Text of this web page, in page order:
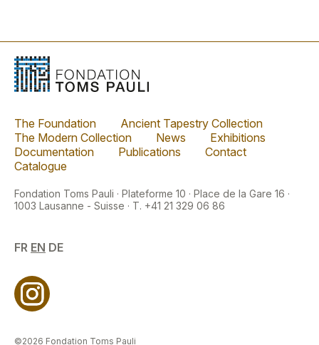
The Foundation
Ancient Tapestry Collection
The Modern Collection
News
Exhibitions
Documentation
Publications
Contact
Catalogue
Fondation Toms Pauli · Plateforme 10 · Place de la Gare 16 ·
1003 Lausanne - Suisse · T. +41 21 329 06 86
FR EN DE
©2026 Fondation Toms Pauli